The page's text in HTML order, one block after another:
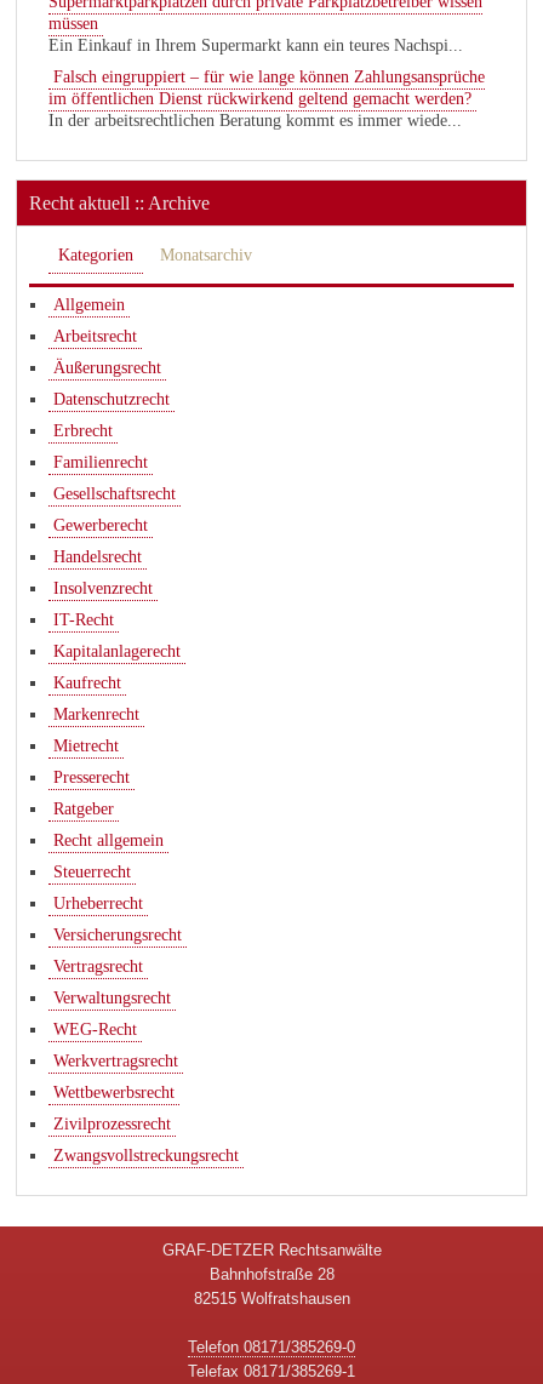
müssen
Ein Einkauf in Ihrem Supermarkt kann ein teures Nachspi...
Falsch eingruppiert – für wie lange können Zahlungsansprüche
im öffentlichen Dienst rückwirkend geltend gemacht werden?
In der arbeitsrechtlichen Beratung kommt es immer wiede...
Recht aktuell :: Archive
Kategorien Monatsarchiv
Allgemein
Arbeitsrecht
Äußerungsrecht
Datenschutzrecht
Erbrecht
Familienrecht
Gesellschaftsrecht
Gewerberecht
Handelsrecht
Insolvenzrecht
IT-Recht
Kapitalanlagerecht
Kaufrecht
Markenrecht
Mietrecht
Presserecht
Ratgeber
Recht allgemein
Steuerrecht
Urheberrecht
Versicherungsrecht
Vertragsrecht
Verwaltungsrecht
WEG-Recht
Werkvertragsrecht
Wettbewerbsrecht
Zivilprozessrecht
Zwangsvollstreckungsrecht
GRAF-DETZER Rechtsanwälte
Bahnhofstraße 28
82515 Wolfratshausen
Telefon 08171/385269-0
Telefax 08171/385269-1